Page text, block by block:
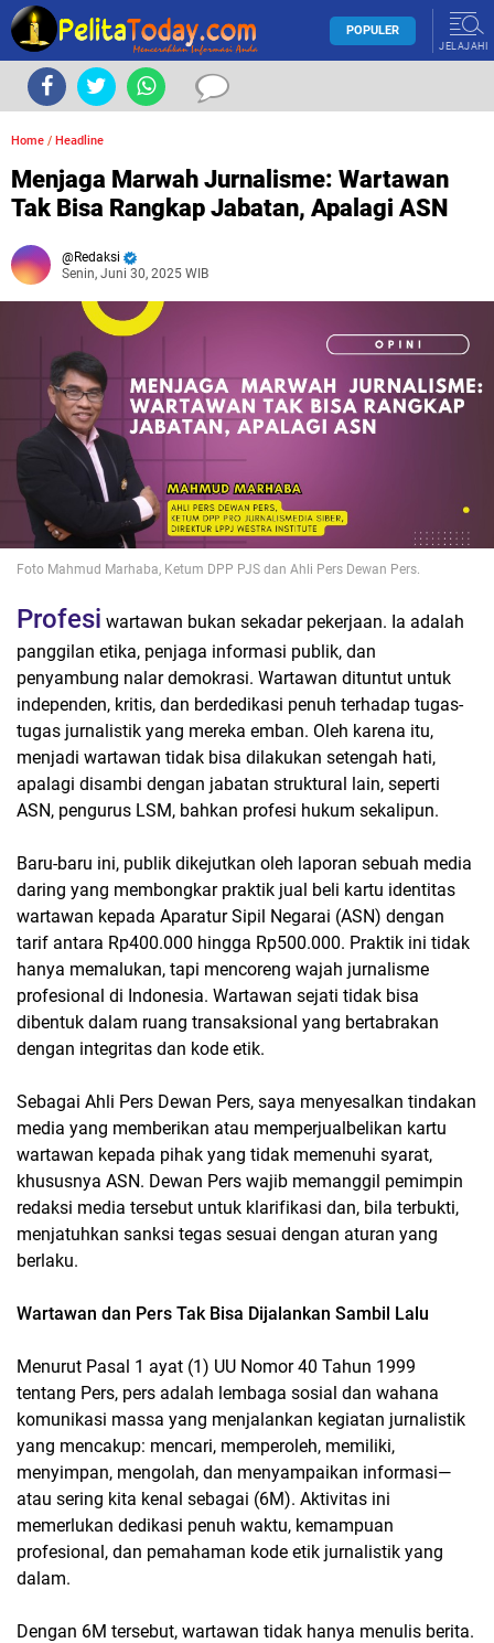
POPULER
JELAJAHI
Home / Headline
Menjaga Marwah Jurnalisme: Wartawan
Tak Bisa Rangkap Jabatan, Apalagi ASN
Redaksi
Senin, Juni 30, 2025 WIB
Foto Mahmud Marhaba, Ketum DPP PJS dan Ahli Pers Dewan Pers.
Profesi wartawan bukan sekadar pekerjaan. Ia adalah
panggilan etika, penjaga informasi publik, dan
penyambung nalar demokrasi. Wartawan dituntut untuk
independen, kritis, dan berdedikasi penuh terhadap tugas-
tugas jurnalistik yang mereka emban. Oleh karena itu,
menjadi wartawan tidak bisa dilakukan setengah hati,
apalagi disambi dengan jabatan struktural lain, seperti
ASN, pengurus LSM, bahkan profesi hukum sekalipun.
Baru-baru ini, publik dikejutkan oleh laporan sebuah media
daring yang membongkar praktik jual beli kartu identitas
wartawan kepada Aparatur Sipil Negarai (ASN) dengan
tarif antara Rp400.000 hingga Rp500.000. Praktik ini tidak
hanya memalukan, tapi mencoreng wajah jurnalisme
profesional di Indonesia. Wartawan sejati tidak bisa
dibentuk dalam ruang transaksional yang bertabrakan
dengan integritas dan kode etik.
Sebagai Ahli Pers Dewan Pers, saya menyesalkan tindakan
media yang memberikan atau memperjualbelikan kartu
wartawan kepada pihak yang tidak memenuhi syarat,
khususnya ASN. Dewan Pers wajib memanggil pemimpin
redaksi media tersebut untuk klarifikasi dan, bila terbukti,
menjatuhkan sanksi tegas sesuai dengan aturan yang
berlaku.
Wartawan dan Pers Tak Bisa Dijalankan Sambil Lalu
Menurut Pasal 1 ayat (1) UU Nomor 40 Tahun 1999
tentang Pers, pers adalah lembaga sosial dan wahana
komunikasi massa yang menjalankan kegiatan jurnalistik
yang mencakup: mencari, memperoleh, memiliki,
menyimpan, mengolah, dan menyampaikan informasi—
atau sering kita kenal sebagai (6M). Aktivitas ini
memerlukan dedikasi penuh waktu, kemampuan
profesional, dan pemahaman kode etik jurnalistik yang
dalam.
Dengan 6M tersebut, wartawan tidak hanya menulis berita.